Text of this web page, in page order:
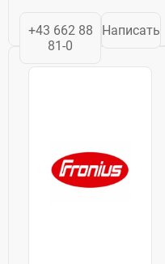
запросы и заявки
наших клиентов,
предлагая им
качественные
+43 662 88
81-0
Написать